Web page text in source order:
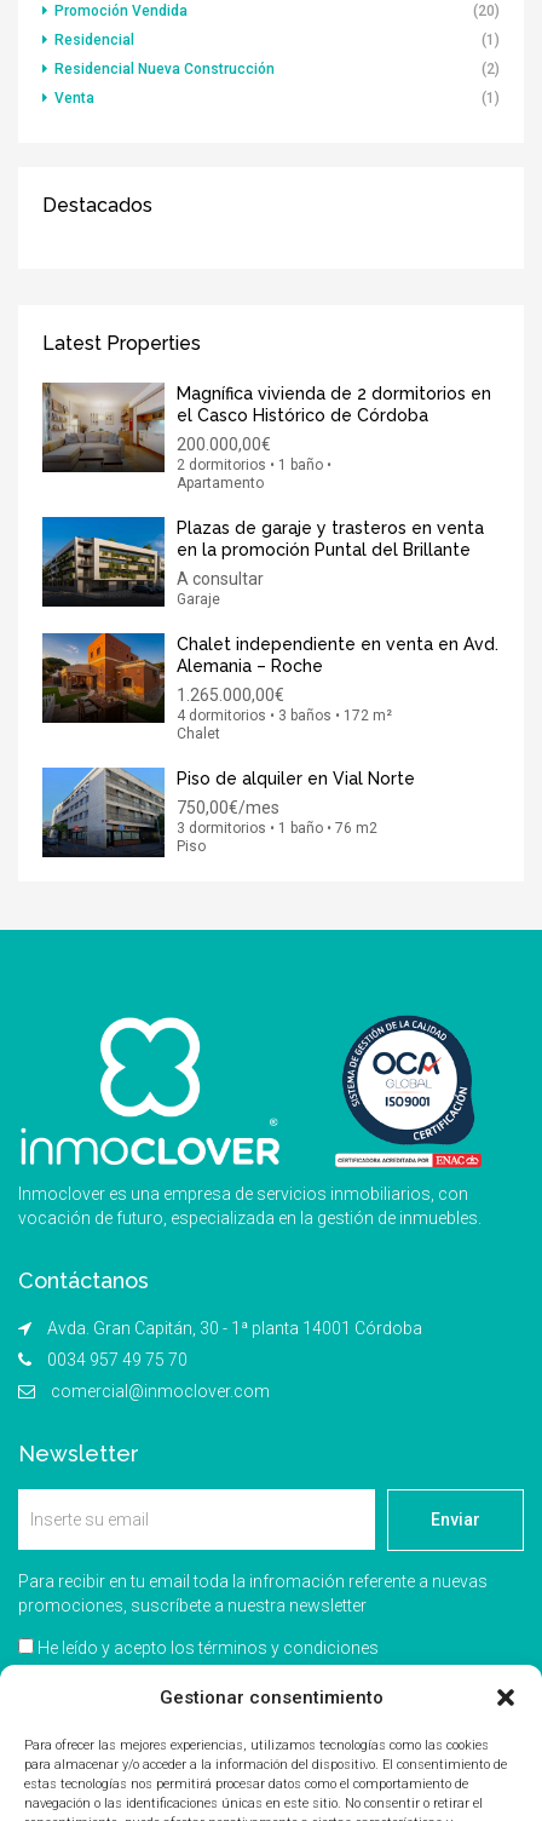
Gestionar consentimiento
Para ofrecer las mejores experiencias, utilizamos tecnologías como las cookies
para almacenar y/o acceder a la información del dispositivo. El consentimiento de
estas tecnologías nos permitirá procesar datos como el comportamiento de
navegación o las identificaciones únicas en este sitio. No consentir o retirar el
Promoción Vendida
(20)
Residencial
(1)
Residencial Nueva Construcción
(2)
Venta
(1)
Destacados
Latest Properties
Magnífica vivienda de 2 dormitorios en
el Casco Histórico de Córdoba
200.000,00€
2 dormitorios • 1 baño •
Apartamento
Plazas de garaje y trasteros en venta
en la promoción Puntal del Brillante
A consultar
Garaje
Chalet independiente en venta en Avd.
Alemania – Roche
1.265.000,00€
4 dormitorios • 3 baños • 172 m²
Chalet
Piso de alquiler en Vial Norte
750,00€/mes
3 dormitorios • 1 baño • 76 m2
Piso
Inmoclover es una empresa de servicios inmobiliarios, con
vocación de futuro, especializada en la gestión de inmuebles.
Contáctanos
Avda. Gran Capitán, 30 - 1ª planta 14001 Córdoba
0034 957 49 75 70
comercial@inmoclover.com
Newsletter
Enviar
Para recibir en tu email toda la infromación referente a nuevas
promociones, suscríbete a nuestra newsletter
He leído y acepto los términos y condiciones
Acepto recibir información comercial